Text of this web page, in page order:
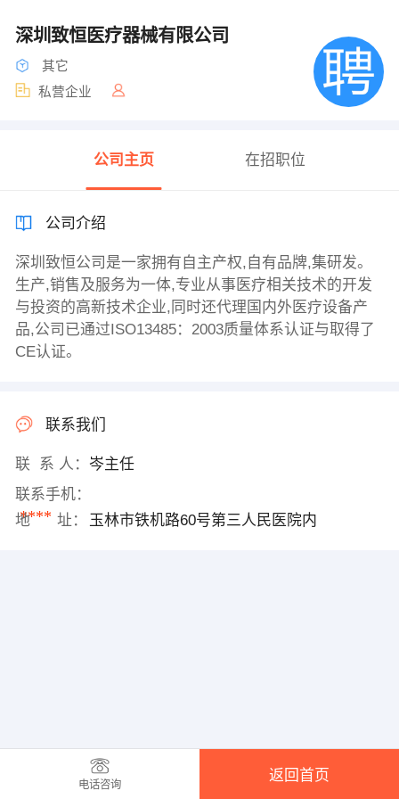
深圳致恒医疗器械有限公司
其它
私营企业
公司主页 在招职位
公司介绍
深圳致恒公司是一家拥有自主产权,自有品牌,集研发。
生产,销售及服务为一体,专业从事医疗相关技术的开发
与投资的高新技术企业,同时还代理国内外医疗设备产
品,公司已通过ISO13485：2003质量体系认证与取得了
CE认证。
联系我们
联 系 人： 岑主任
联系手机：
****
地 址： 玉林市铁机路60号第三人民医院内
电话咨询
返回首页